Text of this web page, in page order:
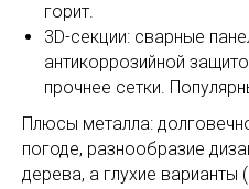
горит.
3D-секции: сварные
антикоррозийной
прочнее сетки.
Плюсы металла:
погоде, разнообразие
дерева, а глухие